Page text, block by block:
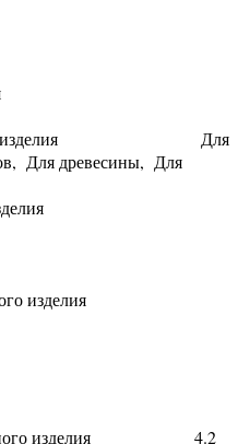
изделия
изделия Для
Для древесины, Для
изделия
изделия
изделия 4.2